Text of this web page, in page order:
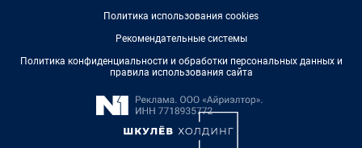
Политика использования cookies
Рекомендательные системы
Политика конфиденциальности и обработки персональных данных и
правила использования сайта